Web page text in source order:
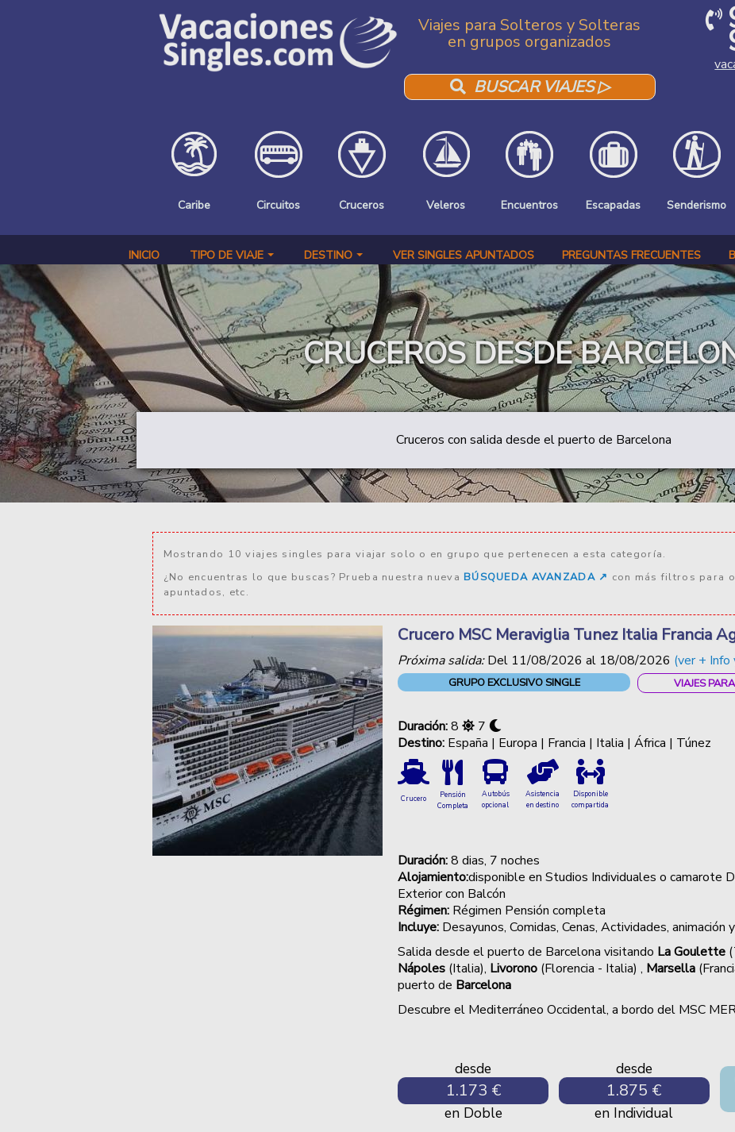
Viajes para Solteros y Solteras
en grupos organizados
BUSCAR VIAJES ▷
Caribe Circuitos Cruceros Veleros Encuentros Escapadas Senderismo
INICIO TIPO DE VIAJE DESTINO VER SINGLES APUNTADOS PREGUNTAS FRECUENTES
CRUCEROS DESDE
Cruceros con salida desde el puerto de Barcelona
Mostrando 10 viajes singles para viajar solo o en grupo que pertenecen a esta categoría.
¿No encuentras lo que buscas? Prueba nuestra nueva BÚSQUEDA AVANZADA ↗️ con más filtros para
apuntados, etc.
Crucero MSC Meraviglia Tunez Italia Francia
Próxima salida:Del 11/08/2026 al 18/08/2026 (ver + Info
GRUPO EXCLUSIVO SINGLE VIAJES
Duración:8
7
Destino: España | Europa | Francia | Italia | África | Túnez
Crucero
Pensión
Completa
Autobús
opcional
Asistencia
en destino
Disponible
compartida
Duración:8 dias, 7 noches
Alojamiento:disponible en Studios Individuales o camarote
Exterior con Balcón
Régimen: Régimen Pensión completa
Incluye: Desayunos, Comidas, Cenas, Actividades, animación
Salida desde el puerto de Barcelona visitando La Goulette
Nápoles (Italia), Livorono (Florencia - Italia) , Marsella
puerto de Barcelona
Descubre el Mediterráneo Occidental, a bordo del MSC
desde
1.173 €
en Doble
desde
1.875 €
en Individual